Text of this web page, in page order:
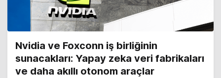
Nvidia ve Foxconn iş birliğinin
sunacakları: Yapay zeka veri fabrikaları
ve daha akıllı otonom araçlar